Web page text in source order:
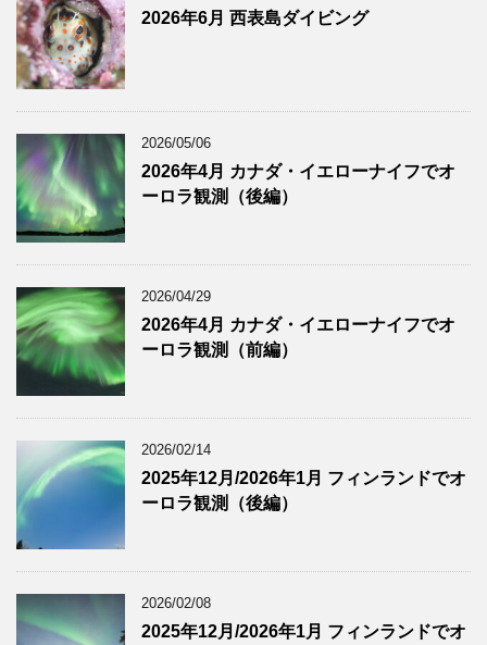
2026年6月 西表島ダイビング
2026/05/06
2026年4月 カナダ・イエローナイフでオ
ーロラ観測（後編）
2026/04/29
2026年4月 カナダ・イエローナイフでオ
ーロラ観測（前編）
2026/02/14
2025年12月/2026年1月 フィンランドでオ
ーロラ観測（後編）
2026/02/08
2025年12月/2026年1月 フィンランドでオ